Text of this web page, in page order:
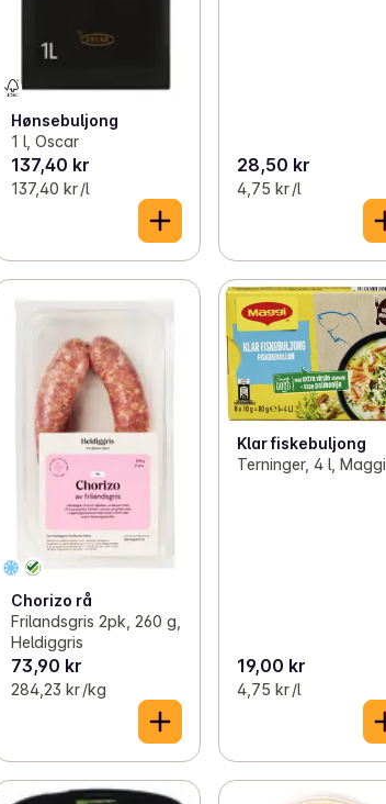
Hønsebuljong
1 l, Oscar
137,40 kr
137,40 kr /l
28,50 kr
4,75 kr /l
Chorizo rå
Frilandsgris 2pk, 260 g,
Heldiggris
73,90 kr
284,23 kr /kg
Klar fiskebuljong
Terninger, 4 l, Maggi
19,00 kr
4,75 kr /l